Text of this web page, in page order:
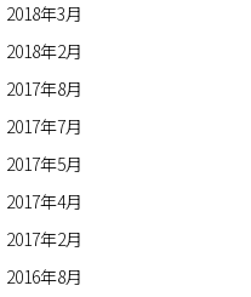
2018年3月
2018年2月
2017年8月
2017年7月
2017年5月
2017年4月
2017年2月
2016年8月